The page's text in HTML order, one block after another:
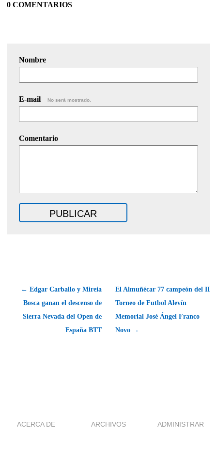
0 COMENTARIOS
Nombre
E-mail No será mostrado.
Comentario
← Edgar Carballo y Mireia
Bosca ganan el descenso de
Sierra Nevada del Open de
España BTT
El Almuñécar 77 campeón del II
Torneo de Futbol Alevín
Memorial José Ángel Franco
Novo →
ACERCA DE ARCHIVOS ADMINISTRAR